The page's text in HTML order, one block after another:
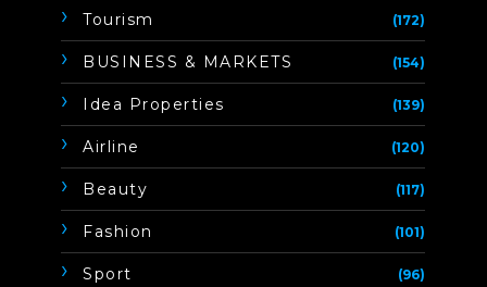
Tourism (172)
BUSINESS & MARKETS (154)
Idea Properties (139)
Airline (120)
Beauty (117)
Fashion (101)
Sport (96)